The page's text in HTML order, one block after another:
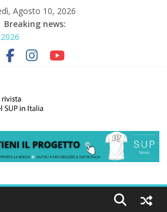
Agosto 10, 2026
Breaking news:
storica gara per Reggio Calabria
sul lungomare di Gallico torna la festa
di soccorso con la giornata della
regata solidale per lo IOR